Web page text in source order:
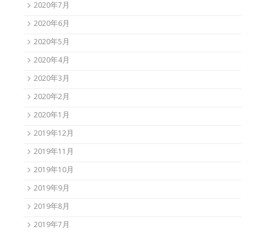
2020年7月
2020年6月
2020年5月
2020年4月
2020年3月
2020年2月
2020年1月
2019年12月
2019年11月
2019年10月
2019年9月
2019年8月
2019年7月